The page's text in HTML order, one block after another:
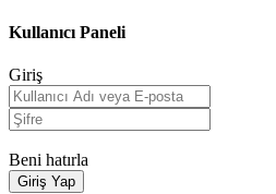
Kullanıcı Paneli
Giriş
Beni hatırla